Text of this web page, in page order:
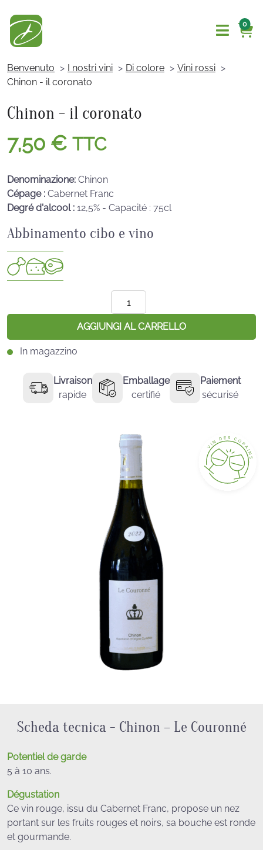
0
Benvenuto I nostri vini Di colore
Vini rossi
Chinon - il coronato
Chinon - il coronato
7,50 € TTC
Denominazione: Chinon
Cépage : Cabernet Franc
Degré d'alcool : 12,5% - Capacité : 75cl
Abbinamento cibo e vino
Chinon
-
The
AGGIUNGI AL CARRELLO
In magazzino
Livraison
rapide
Emballage
certifié
Paiement
sécurisé
Scheda tecnica - Chinon – Le Couronné
Potentiel de garde
5 à 10 ans.
Dégustation
Ce vin rouge, issu du Cabernet Franc, propose un nez
portant sur les fruits rouges et noirs, sa bouche est ronde
et gourmande.